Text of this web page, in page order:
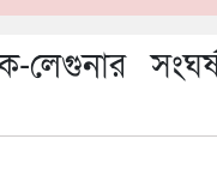
লেগুনার